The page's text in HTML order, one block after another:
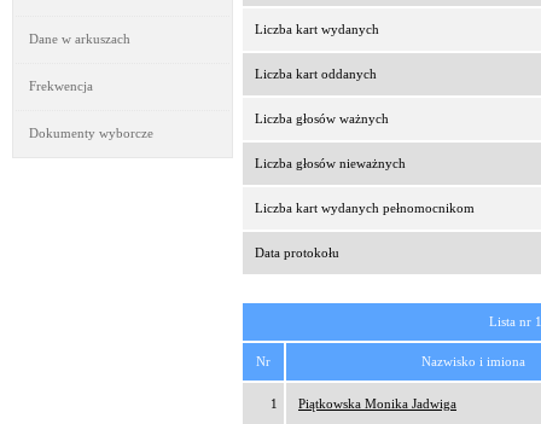
Dane w arkuszach
Frekwencja
Dokumenty wyborcze
Liczba kart wydanych
Liczba kart oddanych
Liczba głosów ważnych
Liczba głosów nieważnych
Liczba kart wydanych pełnomocnikom
Data protokołu
Lista nr
Nr Nazwisko i imiona
1 Piątkowska Monika Jadwiga